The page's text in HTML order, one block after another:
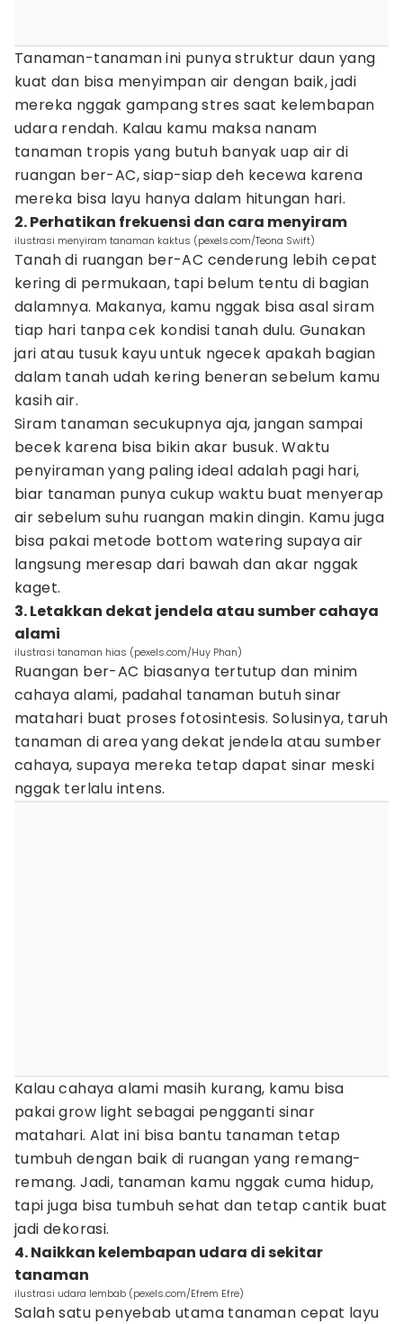
Tanaman-tanaman ini punya struktur daun yang
kuat dan bisa menyimpan air dengan baik, jadi
mereka nggak gampang stres saat kelembapan
udara rendah. Kalau kamu maksa nanam
tanaman tropis yang butuh banyak uap air di
ruangan ber-AC, siap-siap deh kecewa karena
mereka bisa layu hanya dalam hitungan hari.
2. Perhatikan frekuensi dan cara menyiram
ilustrasi menyiram tanaman kaktus (pexels.com/Teona Swift)
Tanah di ruangan ber-AC cenderung lebih cepat
kering di permukaan, tapi belum tentu di bagian
dalamnya. Makanya, kamu nggak bisa asal siram
tiap hari tanpa cek kondisi tanah dulu. Gunakan
jari atau tusuk kayu untuk ngecek apakah bagian
dalam tanah udah kering beneran sebelum kamu
kasih air.
Siram tanaman secukupnya aja, jangan sampai
becek karena bisa bikin akar busuk. Waktu
penyiraman yang paling ideal adalah pagi hari,
biar tanaman punya cukup waktu buat menyerap
air sebelum suhu ruangan makin dingin. Kamu juga
bisa pakai metode bottom watering supaya air
langsung meresap dari bawah dan akar nggak
kaget.
3. Letakkan dekat jendela atau sumber cahaya
alami
ilustrasi tanaman hias (pexels.com/Huy Phan)
Ruangan ber-AC biasanya tertutup dan minim
cahaya alami, padahal tanaman butuh sinar
matahari buat proses fotosintesis. Solusinya, taruh
tanaman di area yang dekat jendela atau sumber
cahaya, supaya mereka tetap dapat sinar meski
nggak terlalu intens.
Kalau cahaya alami masih kurang, kamu bisa
pakai grow light sebagai pengganti sinar
matahari. Alat ini bisa bantu tanaman tetap
tumbuh dengan baik di ruangan yang remang-
remang. Jadi, tanaman kamu nggak cuma hidup,
tapi juga bisa tumbuh sehat dan tetap cantik buat
jadi dekorasi.
4. Naikkan kelembapan udara di sekitar
tanaman
ilustrasi udara lembab (pexels.com/Efrem Efre)
Salah satu penyebab utama tanaman cepat layu